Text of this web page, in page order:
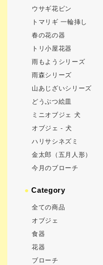
ウサギ花ビン
トマリギ 一輪挿し
春の花の器
トリ小屋花器
雨もようシリーズ
雨森シリーズ
山あじざいシリーズ
どうぶつ絵皿
ミニオブジェ 犬
オブジェ - 犬
ハリサシネズミ
金太郎（五月人形）
今月のブローチ
●Category
全ての商品
オブジェ
食器
花器
ブローチ